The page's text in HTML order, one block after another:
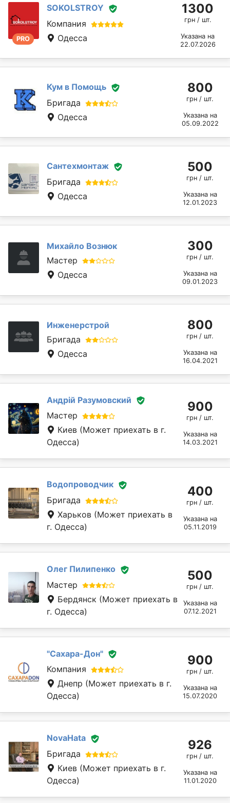
PRO
SOKOLSTROY
Компания
Одесса
1300
грн / шт.
Указана на
22.07.2026
Кум в Помощь
Бригада
Одесса
800
грн / шт.
Указана на
05.09.2022
Сантехмонтаж
Бригада
Одесса
500
грн / шт.
Указана на
12.01.2023
Михайло Вознюк
Мастер
Одесса
300
грн / шт.
Указана на
09.01.2023
Инженерстрой
Бригада
Одесса
800
грн / шт.
Указана на
16.04.2021
Андрій Разумовский
Мастер
Киев (Может приехать в г.
Одесса)
900
грн / шт.
Указана на
14.03.2021
Водопроводчик
Бригада
Харьков (Может приехать в
г. Одесса)
400
грн / шт.
Указана на
05.11.2019
Олег Пилипенко
Мастер
Бердянск (Может приехать в
г. Одесса)
500
грн / шт.
Указана на
07.12.2021
"Сахара-Дон"
Компания
Днепр (Может приехать в г.
Одесса)
900
грн / шт.
Указана на
15.07.2020
NovaHata
Бригада
Киев (Может приехать в г.
Одесса)
926
грн / шт.
Указана на
11.01.2020